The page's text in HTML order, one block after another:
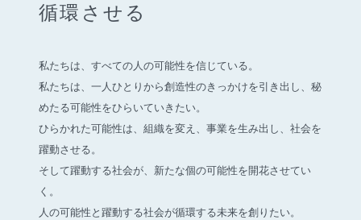
循環させる
私たちは、すべての人の可能性を信じている。
私たちは、一人ひとりから創造性のきっかけを引き出し、 秘
めたる可能性をひらいていきたい。
ひらかれた可能性は、組織を変え、事業を生み出し、社会を
躍動させる。
そして躍動する社会が、新たな個の可能性を開花させてい
く。
人の可能性と躍動する社会が循環する未来を創りたい。